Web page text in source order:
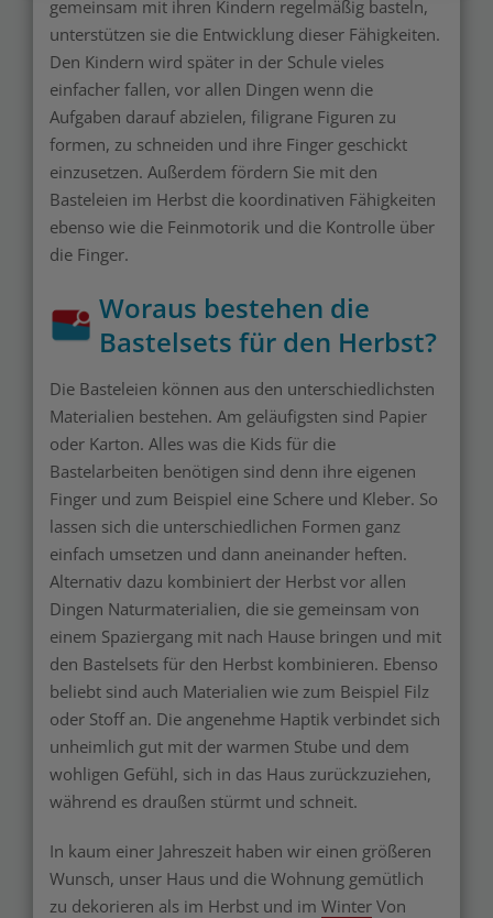
gemeinsam mit ihren Kindern regelmäßig basteln,
unterstützen sie die Entwicklung dieser Fähigkeiten.
Den Kindern wird später in der Schule vieles
einfacher fallen, vor allen Dingen wenn die
Aufgaben darauf abzielen, filigrane Figuren zu
formen, zu schneiden und ihre Finger geschickt
einzusetzen. Außerdem fördern Sie mit den
Basteleien im Herbst die koordinativen Fähigkeiten
ebenso wie die Feinmotorik und die Kontrolle über
die Finger.
Woraus bestehen die
Bastelsets für den Herbst?
Die Basteleien können aus den unterschiedlichsten
Materialien bestehen. Am geläufigsten sind Papier
oder Karton. Alles was die Kids für die
Bastelarbeiten benötigen sind denn ihre eigenen
Finger und zum Beispiel eine Schere und Kleber. So
lassen sich die unterschiedlichen Formen ganz
einfach umsetzen und dann aneinander heften.
Alternativ dazu kombiniert der Herbst vor allen
Dingen Naturmaterialien, die sie gemeinsam von
einem Spaziergang mit nach Hause bringen und mit
den Bastelsets für den Herbst kombinieren. Ebenso
beliebt sind auch Materialien wie zum Beispiel Filz
oder Stoff an. Die angenehme Haptik verbindet sich
unheimlich gut mit der warmen Stube und dem
wohligen Gefühl, sich in das Haus zurückzuziehen,
während es draußen stürmt und schneit.
In kaum einer Jahreszeit haben wir einen größeren
Wunsch, unser Haus und die Wohnung gemütlich
zu dekorieren als im Herbst und im Winter Von